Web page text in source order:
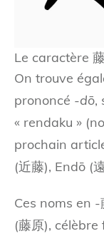
Le caractère
On trouve
prononcé -dō,
« rendaku »
prochain
(近藤), Endō (
Ces noms en
(藤原),